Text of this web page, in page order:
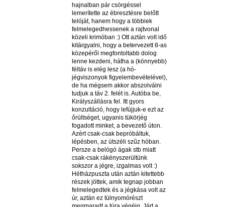
hajnalban pár csörgéssel
lemerítette az ébresztésre belőtt
telóját, hanem hogy a többiek
felmelegedhessenek a rajtvonal
közeli krimóban :) Ott aztán volt idő
kitárgyalni, hogy a betervezett 8-as
közepéről megfontoltabb dolog
lenne kezdeni, hátha a (könnyebb)
féltáv is elég lesz (a hó-
jégviszonyok figyelembevételével),
de ha mégsem akkor abszolválni
tudjuk a táv 2. felét is. Autóba be,
Királyszállásra fel. Itt gyors
konzultáció, hogy lefújjuk-e ezt az
őrültséget, ugyanis tükörjég
fogadott minket, a bevezető úton.
Azért csak-csak bepróbáltuk,
lépésben, az útszéli szűz hóban.
Persze a belógó ágak stb miatt
csak-csak rákényszerültünk
sokszor a jégre, izgalmas volt :)
Hétházpuszta után aztán kitettebb
részek jöttek, amik tegnap jobban
felmelegedtek és a jégkása volt az
úr, aztán ez túlnyomórészt